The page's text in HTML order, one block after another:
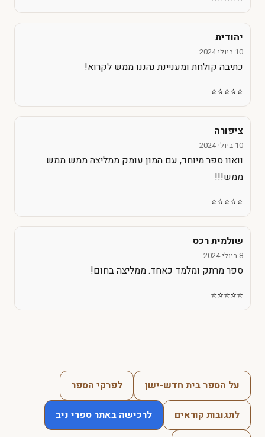
יהודית
10 ביולי 2024
כתיבה קולחת ומעניינת נהננו ממש לקרוא!
⭐️⭐️⭐️⭐️⭐️
ציפורה
10 ביולי 2024
וואוו ספר מיוחד, עם המון עומק ממליצה ממש ממש
ממש!!!
⭐️⭐️⭐️⭐️⭐️
שולמית רכס
8 ביולי 2024
ספר מרתק ומלמד כאחד. ממליצה בחום!
⭐️⭐️⭐️⭐️⭐️
על הספר בית חדש-ישן לפרקי הספר
לתגובות קוראים לרכישה באתר ספרי ניב